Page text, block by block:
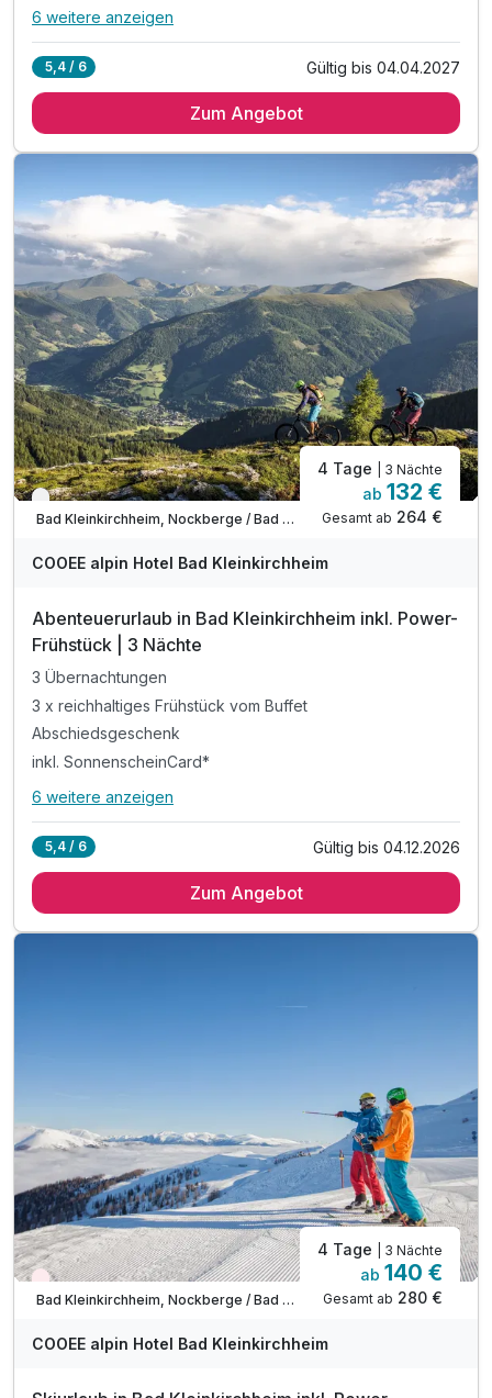
Alle Inklusivleistungen
2 x reichhaltiges Frühstück vom Buffet
inkl. Nutzung von Skiraum
inkl. Nutzung des Fitnessraumes
inkl. Parkplatz vor dem Hotel
inkl. W-LAN Nutzung
inkl. SonnenscheinCard
* direkt an der Piste *
6 weitere anzeigen
5,4 / 6 Gültig bis 04.04.2027
Zum Angebot
Verfügbar bis Dezember
Bad Kleinkirchheim, Nockberge / Bad Kleinkirchheim
4 Tage | 3 Nächte
ab 132 €
Gesamt ab 264 €
COOEE alpin Hotel Bad Kleinkirchheim
Abenteuerurlaub in Bad Kleinkirchheim inkl. Power-
Frühstück | 3 Nächte
3 Übernachtungen
3 x reichhaltiges Frühstück vom Buffet
Abschiedsgeschenk
inkl. SonnenscheinCard*
Alle Inklusivleistungen
3 x reichhaltiges Frühstück vom Buffet
inkl. W-LAN Nutzung & Parkplatz vor dem Hotel
Tipp: Baden im Millstätter See
6 weitere anzeigen
5,4 / 6 Gültig bis 04.12.2026
Zum Angebot
Wieder frei ab Dezember
Bad Kleinkirchheim, Nockberge / Bad Kleinkirchheim
4 Tage | 3 Nächte
ab 140 €
Gesamt ab 280 €
COOEE alpin Hotel Bad Kleinkirchheim